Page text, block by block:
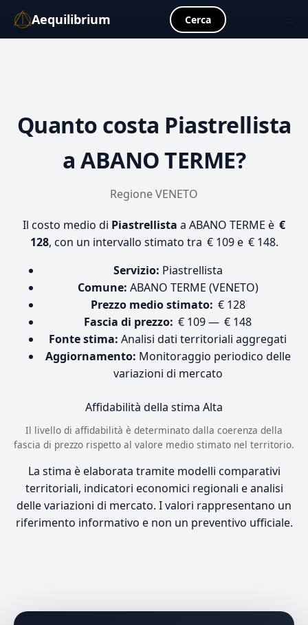
Aequilibrium Cerca
Quanto costa Piastrellista
a ABANO TERME?
Regione VENETO
Il costo medio di Piastrellista a ABANO TERME è €
128, con un intervallo stimato tra € 109 e € 148.
Servizio: Piastrellista
Comune: ABANO TERME (VENETO)
Prezzo medio stimato: € 128
Fascia di prezzo: € 109 — € 148
Fonte stima: Analisi dati territoriali aggregati
Aggiornamento: Monitoraggio periodico delle
variazioni di mercato
Affidabilità della stima Alta
Il livello di affidabilità è determinato dalla coerenza della
fascia di prezzo rispetto al valore medio stimato nel territorio.
La stima è elaborata tramite modelli comparativi
territoriali, indicatori economici regionali e analisi
delle variazioni di mercato. I valori rappresentano un
riferimento informativo e non un preventivo ufficiale.